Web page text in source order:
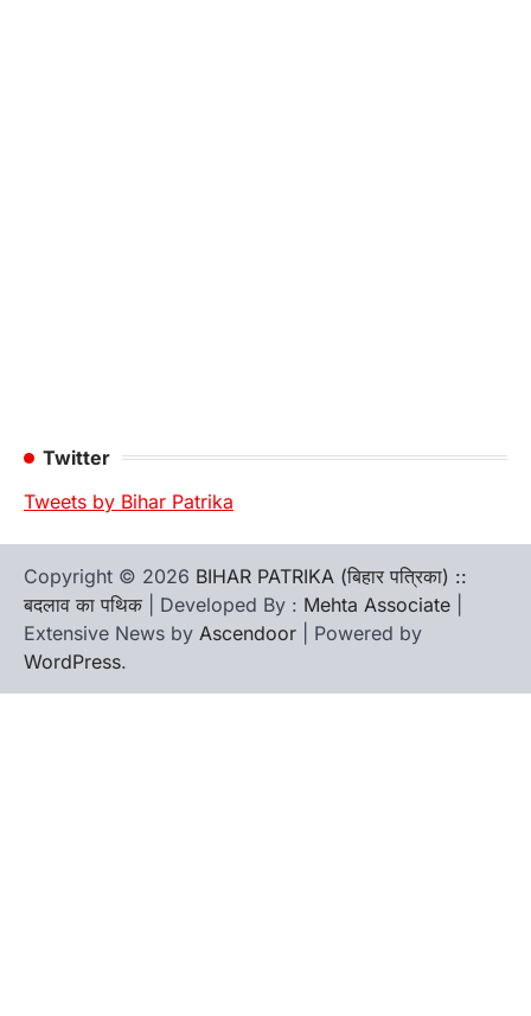
Twitter
Tweets by Bihar Patrika
Copyright © 2026 BIHAR PATRIKA (बिहार पत्रिका) ::
बदलाव का पथिक | Developed By : Mehta Associate
Extensive News by Ascendoor | Powered by
WordPress.